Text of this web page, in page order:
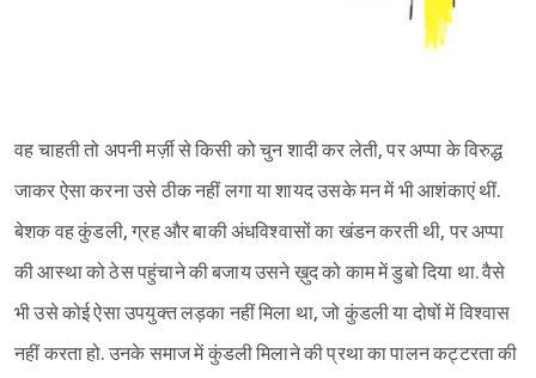
वह चाहती तो अपनी मर्ज़ी से किसी को चुन शादी कर लेती, पर अप्पा के विरुद्ध
जाकर ऐसा करना उसे ठीक नहीं लगा या शायद उसके मन में भी आशंकाएं थीं.
बेशक वह कुंडली, ग्रह और बाकी अंधविश्‍वासों का खंडन करती थी, पर अप्पा
की आस्था को ठेस पहुंचाने की बजाय उसने ख़ुद को काम में डुबो दिया था. वैसे
भी उसे कोई ऐसा उपयुक्त लड़का नहीं मिला था, जो कुंडली या दोषों में विश्‍वास
नहीं करता हो. उनके समाज में कुंडली मिलाने की प्रथा का पालन कट्टरता की